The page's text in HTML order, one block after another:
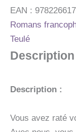
EAN :
Romans
Teulé
Description
Description :
Vous avez raté